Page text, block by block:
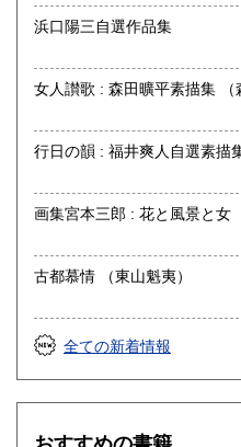
浜口陽三自選作品集
女
画集宮本三郎 : 花と風景と女
古都慕情 （東山魁夷）
全ての新着情報